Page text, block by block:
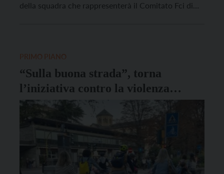
della squadra che rappresenterà il Comitato Fci di
“Sulla buona strada”, torna
l’iniziativa contro la violenza
stradale